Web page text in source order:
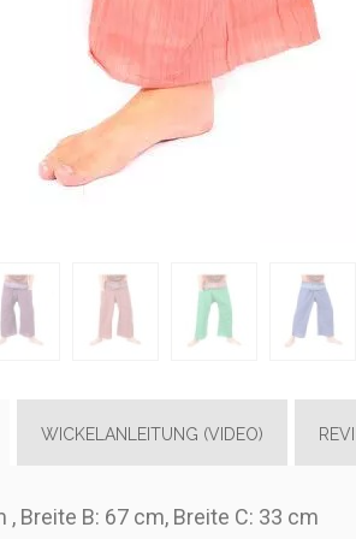
WICKELANLEITUNG (VIDEO)
, Breite B: 67 cm, Breite C: 33 cm